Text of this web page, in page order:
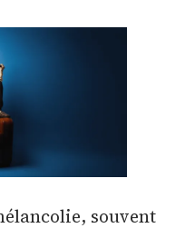
souvent